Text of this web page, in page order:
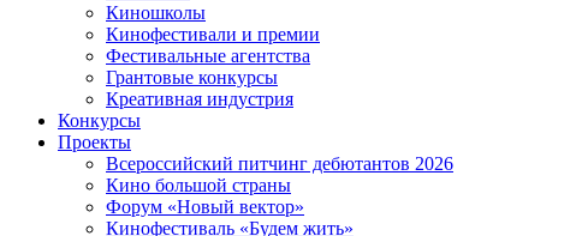
Киношколы
Кинофестивали и премии
Фестивальные агентства
Грантовые конкурсы
Креативная индустрия
Конкурсы
Проекты
Всероссийский питчинг дебютантов 2026
Кино большой страны
Форум «Новый вектор»
Кинофестиваль «Будем жить»